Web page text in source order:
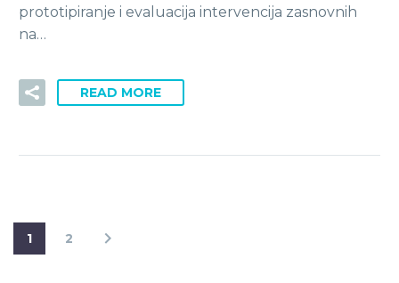
prototipiranje i evaluacija intervencija zasnovnih
na…
READ MORE
1 2